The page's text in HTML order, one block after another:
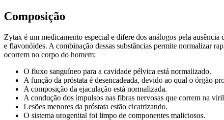
Composição
Zytax é um medicamento especial e difere dos análogos pela
e flavonóides. A combinação dessas substâncias permite normalizar
ocorrem no corpo do homem:
O fluxo sanguíneo para a cavidade pélvica está normalizado.
A função da próstata é desencadeada, devido ao qual o órgão
A composição da ejaculação está normalizada.
A condução dos impulsos nas fibras nervosas que correm na
Lesões menores da próstata estão cicatrizando.
O sistema urogenital foi limpo de componentes maliciosos.